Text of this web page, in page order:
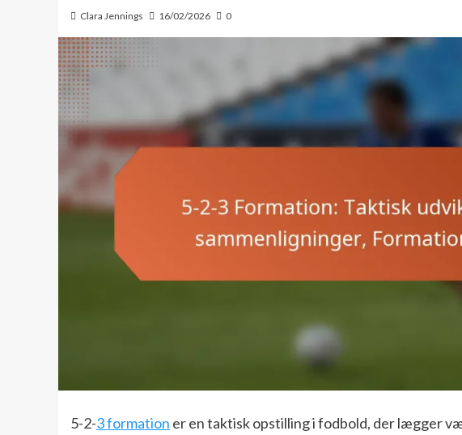
Clara Jennings 16/02/2026 0
5-2-3 formation er en taktisk opstilling i fodbold, der lægger